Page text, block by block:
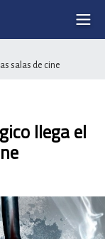
salas de cine
llega el